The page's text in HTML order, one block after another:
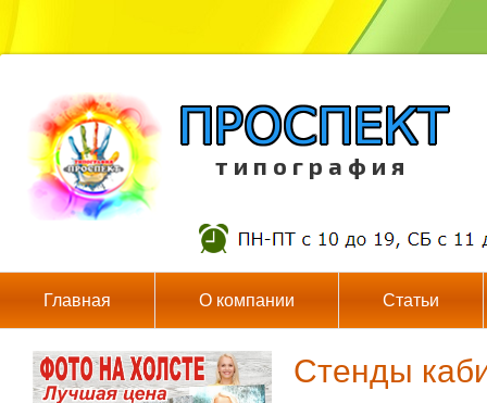
т и п о г р а ф и я
Главная О компании Статьи
Стенды